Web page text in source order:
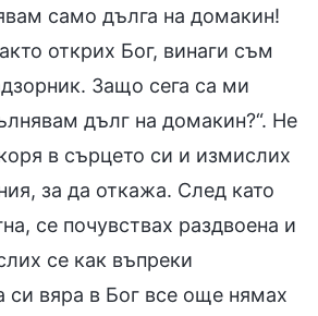
само дълга на домакин!
открих Бог, винаги съм
Защо сега са ми
дълг на домакин?“. Не
в сърцето си и измислих
за да откажа. След като
се почувствах раздвоена и
се как въпреки
си вяра в Бог все още нямах